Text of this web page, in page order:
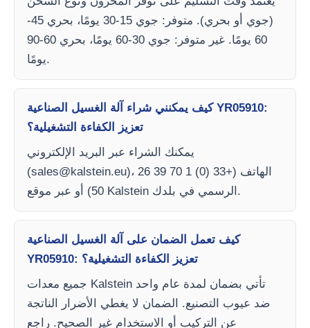
(جوي أو بحري). متوفر: جوي 15-30 يومًا، بحري 45-
60 يومًا. غير متوفر: جوي 30-60 يومًا، بحري 60-90
يومًا.
كيف يمكنني شراء آلة الغسيل الصناعية YR05910:
تعزيز الكفاءة التشغيلية؟
يمكنك الشراء عبر البريد الإلكتروني
(sales@kalstein.eu)، الهاتف (+33 (0) 1 70 39 26
50) أو عبر موقع Kalstein الرسمي في بلدك.
كيف تعمل الضمان على آلة الغسيل الصناعية
YR05910: تعزيز الكفاءة التشغيلية؟
جميع معدات Kalstein تأتي بضمان لمدة عام واحد
ضد عيوب التصنيع. الضمان لا يغطي الأضرار الناتجة
عن التركيب أو الاستخدام غير الصحيح. راجع